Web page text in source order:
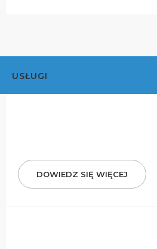
USŁUGI
DOWIEDZ SIĘ WIĘCEJ